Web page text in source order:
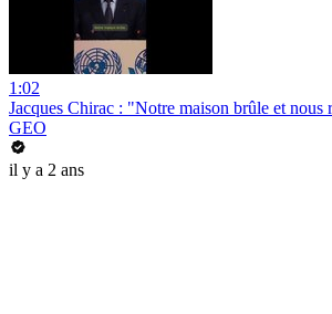
1:02
Jacques Chirac : "Notre maison brûle et nous
GEO
il y a 2 ans